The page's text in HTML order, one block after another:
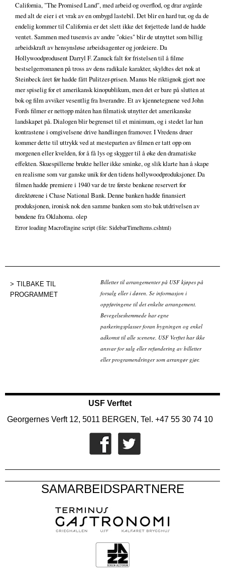
California, "The Promised Land", med arbeid og overflod, og drar avgårde
med alt de eier i et vrak av en ombygd lastebil. Det blir en hard tur, og da de
endelig kommer til California er det slett ikke det forjettede land de hadde
ventet. Sammen med tusenvis av andre "okies" blir de utnyttet som billig
arbeidskraft av hensynsløse arbeidsagenter og jordeiere. Da
Hollywoodprodusent Darryl F. Zanuck falt for fristelsen til å filme
bestselgerromanen på tross av dens radikale karakter, skyldtes det nok at
Steinbeck året før hadde fått Pulitzer-prisen. Manus ble riktignok gjort noe
mer spiselig for et amerikansk kinopublikum, men det er bare på slutten at
bok og film avviker vesentlig fra hverandre. Et av kjennetegnene ved John
Fords filmer er nettopp måten han filmatisk utnytter det amerikanske
landskapet på. Dialogen blir begrenset til et minimum, og i stedet lar han
kontrastene i omgivelsene drive handlingen framover. I Vredens druer
kommer dette til uttrykk ved at mesteparten av filmen er tatt opp om
morgenen eller kvelden, for å få lys og skygger til å øke den dramatiske
effekten. Skuespillerne brukte heller ikke sminke, og slik klarte han å skape
en realisme som var ganske unik for den tidens hollywoodproduksjoner. Da
filmen hadde premiere i 1940 var de tre første benkene reservert for
direktørene i Chase National Bank. Denne banken hadde finansiert
produksjonen, ironisk nok den samme banken som sto bak utdrivelsen av
bøndene fra Oklahoma. olep
Error loading MacroEngine script (file: SidebarTimeItems.cshtml)
TILBAKE TIL
PROGRAMMET
Billetter til arrangementer på USF kjøpes på
forsalg eller i døren. Se informasjon i
oppføringene til det enkelte arrangement.
Bevegelseshemmede har egne
parkeringsplasser foran bygningen og enkel
adkomst til alle scenene. USF Verftet har ikke
ansvar for salg eller refundering av billetter
eller programendringer som arrangør gjør.
USF Verftet
Georgernes Verft 12, 5011 BERGEN, Tel. +47 55 30 74 10
SAMARBEIDSPARTNERE